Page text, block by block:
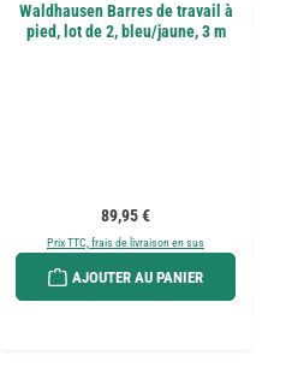
Waldhausen Barres de travail à
pied, lot de 2, bleu/jaune, 3 m
Prix régulier :
89,95 €
Prix TTC, frais de livraison en sus
AJOUTER AU PANIER